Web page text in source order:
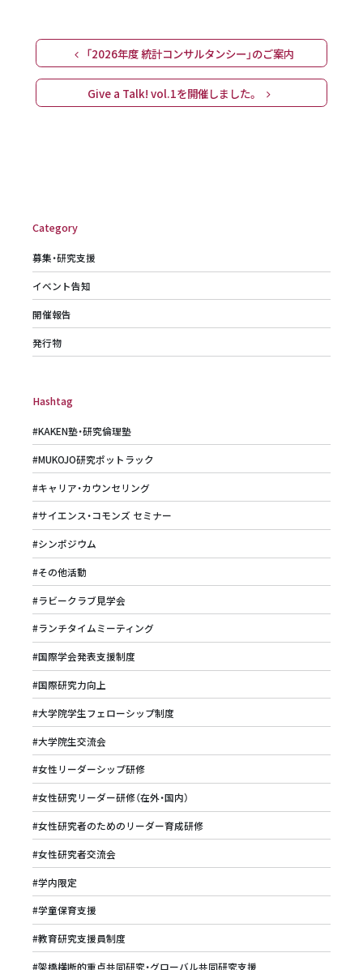
「2026年度 統計コンサルタンシー」のご案内
Give a Talk! vol.1を開催しました。
Category
募集・研究支援
イベント告知
開催報告
発行物
Hashtag
#KAKEN塾・研究倫理塾
#MUKOJO研究ポットラック
#キャリア・カウンセリング
#サイエンス・コモンズ セミナー
#シンポジウム
#その他活動
#ラビークラブ見学会
#ランチタイムミーティング
#国際学会発表支援制度
#国際研究力向上
#大学院学生フェローシップ制度
#大学院生交流会
#女性リーダーシップ研修
#女性研究リーダー研修（在外・国内）
#女性研究者のためのリーダー育成研修
#女性研究者交流会
#学内限定
#学童保育支援
#教育研究支援員制度
#架橋横断的重点共同研究・グローバル共同研究支援